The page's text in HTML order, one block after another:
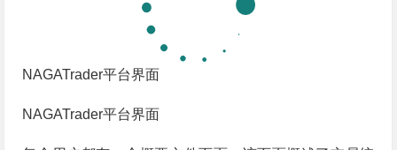
NAGATrader平台界面
NAGATrader平台界面